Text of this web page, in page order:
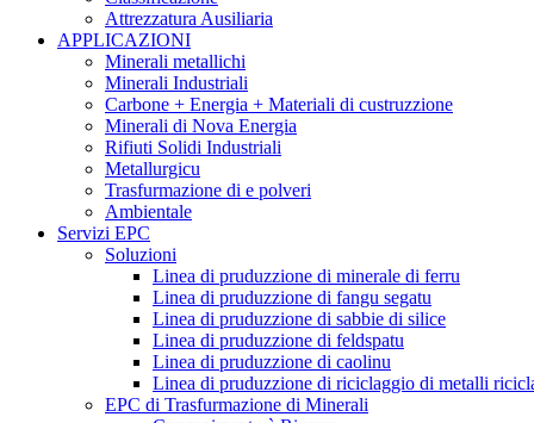
Attrezzatura Ausiliaria
APPLICAZIONI
Minerali metallichi
Minerali Industriali
Carbone + Energia + Materiali di custruzzione
Minerali di Nova Energia
Rifiuti Solidi Industriali
Metallurgicu
Trasfurmazione di e polveri
Ambientale
Servizi EPC
Soluzioni
Linea di pruduzzione di minerale di ferru
Linea di pruduzzione di fangu segatu
Linea di pruduzzione di sabbie di silice
Linea di pruduzzione di feldspatu
Linea di pruduzzione di caolinu
Linea di pruduzzione di riciclaggio di metalli
EPC di Trasfurmazione di Minerali